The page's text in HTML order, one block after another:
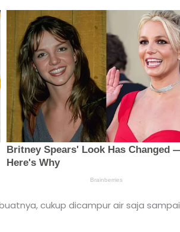
cukup dicampur air saja sampai